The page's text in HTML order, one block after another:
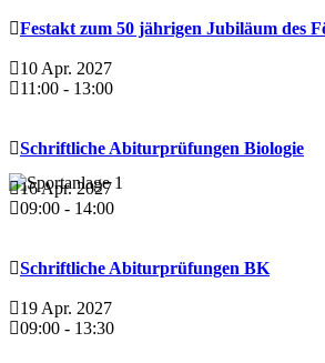
Festakt zum 50 jährigen Jubiläum des
10 Apr. 2027
11:00 - 13:00
Schriftliche Abiturprüfungen Biologie
16 Apr. 2027
09:00 - 14:00
Schriftliche Abiturprüfungen BK
19 Apr. 2027
09:00 - 13:30